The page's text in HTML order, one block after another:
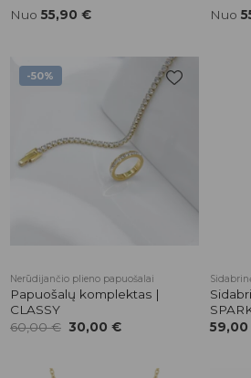
Įvertinimas:
Nuo 55,90 € Nuo
-50%
Pridėti į
patikusios
Nerūdijančio plieno papuošalai
Papuošalų komplektas |
CLASSY
60,00€ Original
price
30,00€Current
59,00